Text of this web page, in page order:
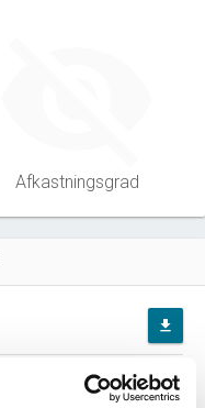
Afkastningsgrad
file_download
file_download